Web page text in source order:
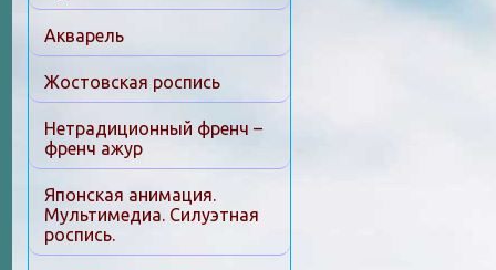
Акварель
Жостовская роспись
Нетрадиционный френч –
френч ажур
Японская анимация.
Мультимедиа. Силуэтная
роспись.